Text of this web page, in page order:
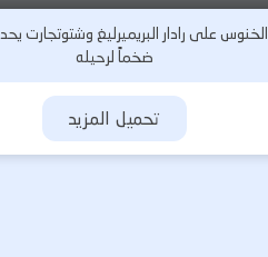
الخنوس على رادار البريميرليغ وشتوتجارت
ضخماً لرحيله
تحميل المزيد